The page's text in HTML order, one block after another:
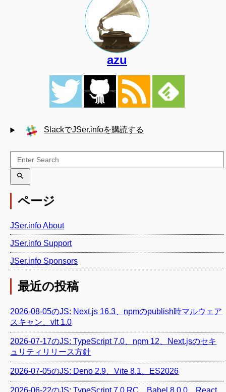
azu
SlackでJSer.infoを購読する
ページ
JSer.info About
JSer.info Support
JSer.info Sponsors
最近の投稿
2026-08-05のJS: Next.js 16.3、npmのpublish時マルウェア
スキャン、vlt 1.0
2026-07-17のJS: TypeScript 7.0、npm 12、Next.jsのセキ
ュリティリリース方針
2026-07-05のJS: Deno 2.9、Vite 8.1、ES2026